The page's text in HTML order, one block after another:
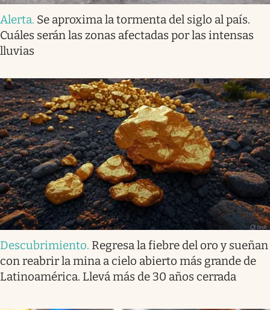
Alerta. Se aproxima la tormenta del siglo al país.
Cuáles serán las zonas afectadas por las intensas
lluvias
Descubrimiento. Regresa la fiebre del oro y sueñan
con reabrir la mina a cielo abierto más grande de
Latinoamérica. Llevá más de 30 años cerrada